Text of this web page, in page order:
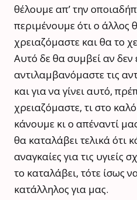
θέλουμε απ’ την
περιμένουμε ότι ο άλλος
χρειαζόμαστε και θα το
Αυτό δε θα συμβεί αν
αντιλαμβανόμαστε τις
και για να γίνει αυτό,
χρειαζόμαστε, τι στο
κάνουμε κι ο απέναντί
θα καταλάβει τελικά ότι
αναγκαίες για τις υγιείς
το καταλάβει, τότε ίσως
κατάλληλος για μας.